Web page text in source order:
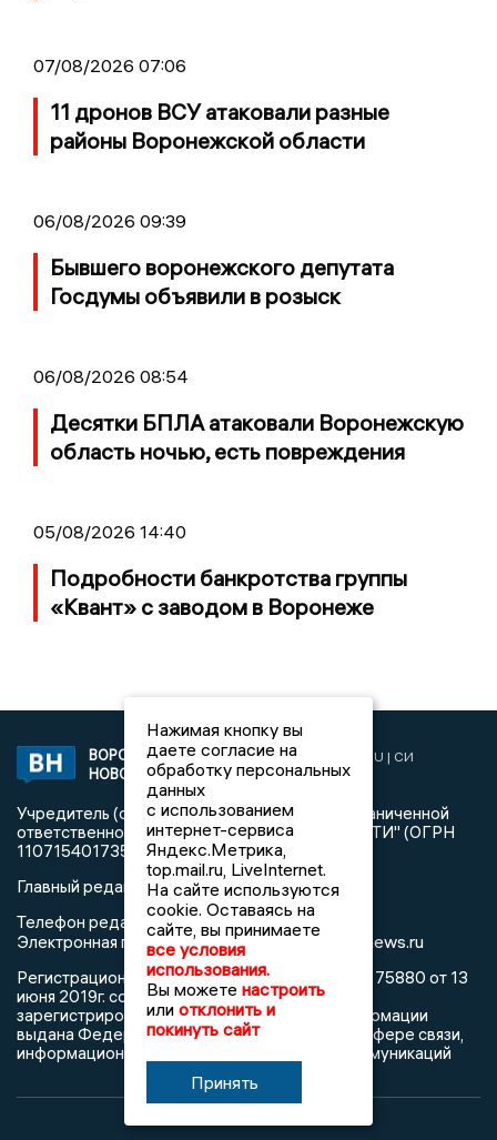
07/08/2026 07:06
11 дронов ВСУ атаковали разные
районы Воронежской области
06/08/2026 09:39
Бывшего воронежского депутата
Госдумы объявили в розыск
06/08/2026 08:54
Десятки БПЛА атаковали Воронежскую
область ночью, есть повреждения
05/08/2026 14:40
Подробности банкротства группы
«Квант» с заводом в Воронеже
ВОРОНЕЖСКИЕ
НОВОСТИ
2019 © VORONEZHNEWS.RU | СИ
«Воронежские новости»
Учредитель (соучредители): Общество с ограниченной
ответственностью "РЕГИОНАЛЬНЫЕ НОВОСТИ" (ОГРН
1107154017354)
Главный редактор: Пирогов А.А.
Телефон редакции: +7 (473) 262 77 92
Электронная почта редакции:info@voronezhnews.ru
Регистрационный номер: серия Эл № ФС 77 - 75880 от 13
июня 2019г. согласно выписке из реестра
зарегистрированных средств массовой информации
выдана Федеральной службой по надзору в сфере связи,
информационных технологий и массовых коммуникаций
Нажимая кнопку вы
даете согласие на
обработку персональных
данных
с использованием
интернет-сервиса
Яндекс.Метрика,
top.mail.ru, LiveInternet.
На сайте используются
cookie. Оставаясь на
сайте, вы принимаете
все условия
использования.
Вы можете настроить
или отклонить и
покинуть сайт
Принять